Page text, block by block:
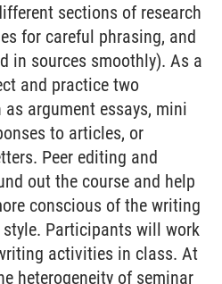
sections of research
for careful phrasing, and
in sources smoothly). As a
and practice two
argument essays, mini
to articles, or
Peer editing and
out the course and help
conscious of the writing
Participants will work
activities in class. At
heterogeneity of seminar